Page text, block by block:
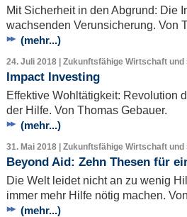
Mit Sicherheit in den Abgrund: Die
wachsenden Verunsicherung. Von
(mehr...)
24. Juli 2018 | Zukunftsfähige Wirtschaft
Impact Investing
Effektive Wohltätigkeit: Revolution
der Hilfe. Von Thomas Gebauer.
(mehr...)
31. Mai 2018 | Zukunftsfähige Wirtschaft
Beyond Aid: Zehn Thesen für
Die Welt leidet nicht an zu wenig
immer mehr Hilfe nötig machen.
(mehr...)